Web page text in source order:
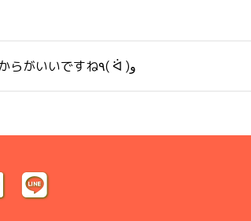
37歳の既婚です。 そこら辺を気にしないでもらえたら仲良く出来ると思います！ まずはLINEからがいいですね٩( ᐛ )و